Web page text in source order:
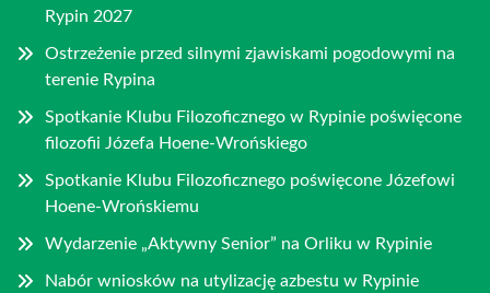
Rypin 2027
Ostrzeżenie przed silnymi zjawiskami pogodowymi na
terenie Rypina
Spotkanie Klubu Filozoficznego w Rypinie poświęcone
filozofii Józefa Hoene-Wrońskiego
Spotkanie Klubu Filozoficznego poświęcone Józefowi
Hoene-Wrońskiemu
Wydarzenie „Aktywny Senior” na Orliku w Rypinie
Nabór wniosków na utylizację azbestu w Rypinie